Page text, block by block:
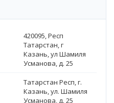
420095, Респ
Татарстан, г
Казань, ул Шамиля
Усманова, д. 25
Татарстан Респ, г.
Казань, ул. Шамиля
Усманова, д. 25